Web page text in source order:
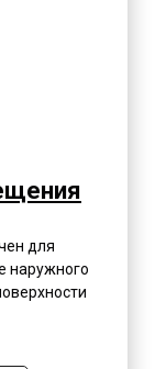
для
наружного